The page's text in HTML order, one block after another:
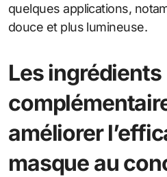
quelques applications,
douce et plus lumineuse.
Les ingrédients
améliorer
masque au